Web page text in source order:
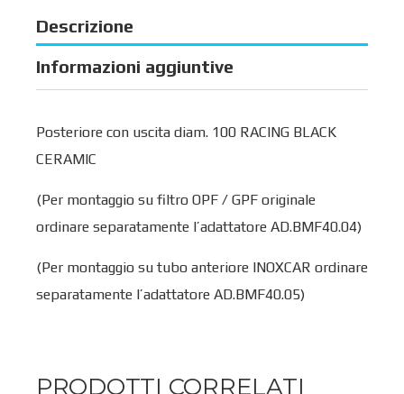
Descrizione
Informazioni aggiuntive
Posteriore con uscita diam. 100 RACING BLACK
CERAMIC
(Per montaggio su filtro OPF / GPF originale
ordinare separatamente l’adattatore AD.BMF40.04)
(Per montaggio su tubo anteriore INOXCAR ordinare
separatamente l’adattatore AD.BMF40.05)
PRODOTTI CORRELATI